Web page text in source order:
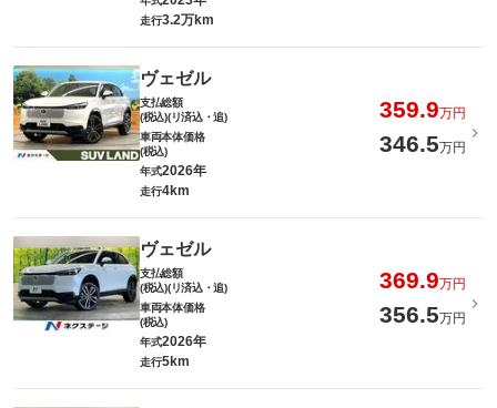
走行3.2万km
ヴェゼル
支払総額
(税込)(リ済込・追)
359.9万円
車両本体価格
(税込)
346.5万円
年式2026年
走行4km
ヴェゼル
支払総額
(税込)(リ済込・追)
369.9万円
車両本体価格
(税込)
356.5万円
年式2026年
走行5km